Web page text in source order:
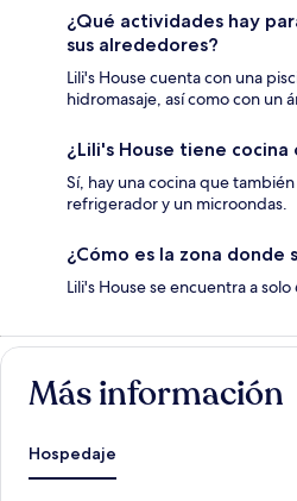
¿Qué actividades hay
sus alrededores?
Lili's House cuenta con una
hidromasaje, así como con un
¿Lili's House tiene
Sí, hay una cocina que
refrigerador y un microondas.
¿Cómo es la zona donde
Lili's House se encuentra a
Más información
Hospedaje